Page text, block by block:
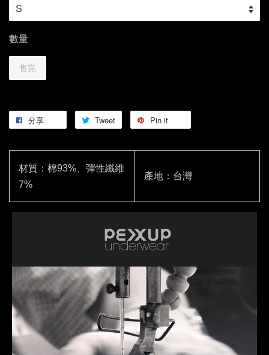
數量
售完
分享 Tweet Pin it
材質：棉93%、彈性纖維
7%
產地：台灣